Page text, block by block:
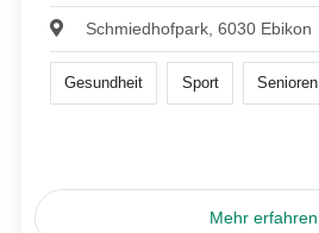
Schmiedhofpark, 6030 Ebikon
Gesundheit Sport Senioren
Mehr erfahren